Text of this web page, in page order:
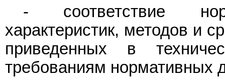
- соответствие
характеристик, методов и
приведенных в
требованиям нормативных